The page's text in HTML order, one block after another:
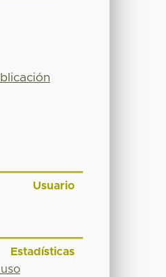
Usuario
Estadísticas